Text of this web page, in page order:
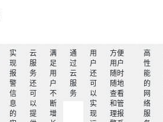
实
现
报
警
信
息
的
云
服
务
还
可
以
提
满
足
用
户
不
断
增
通
过
云
服
务
用
户
还
可
以
实
现
方便
用户
随时
随地
查看
和管
理报
高
性
能
的
网
络
服